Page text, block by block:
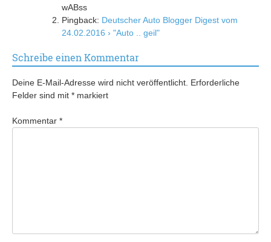
wABss
Pingback: Deutscher Auto Blogger Digest vom
24.02.2016 › "Auto .. geil"
Schreibe einen Kommentar
Deine E-Mail-Adresse wird nicht veröffentlicht. Erforderliche
Felder sind mit * markiert
Kommentar *